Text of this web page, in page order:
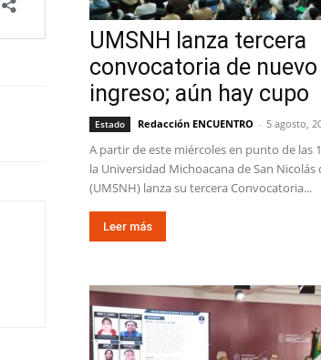
UMSNH lanza tercera
convocatoria de nuevo
ingreso; aún hay cupo
Estado Redacción ENCUENTRO - 5 agosto,
A partir de este miércoles en punto de las
la Universidad Michoacana de San Nicolás
(UMSNH) lanza su tercera Convocatoria...
Leer más